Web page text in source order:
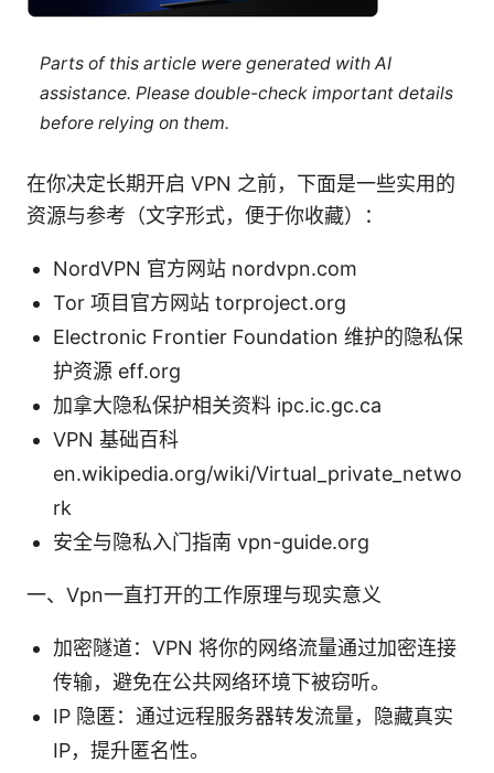
Parts of this article were generated with AI
assistance. Please double-check important details
before relying on them.
在你决定长期开启 VPN 之前，下面是一些实用的
资源与参考（文字形式，便于你收藏）：
NordVPN 官方网站 nordvpn.com
Tor 项目官方网站 torproject.org
Electronic Frontier Foundation 维护的隐私保
护资源 eff.org
加拿大隐私保护相关资料 ipc.ic.gc.ca
VPN 基础百科
en.wikipedia.org/wiki/Virtual_private_netwo
rk
安全与隐私入门指南 vpn-guide.org
一、Vpn一直打开的工作原理与现实意义
加密隧道：VPN 将你的网络流量通过加密连接
传输，避免在公共网络环境下被窃听。
IP 隐匿：通过远程服务器转发流量，隐藏真实
IP，提升匿名性。